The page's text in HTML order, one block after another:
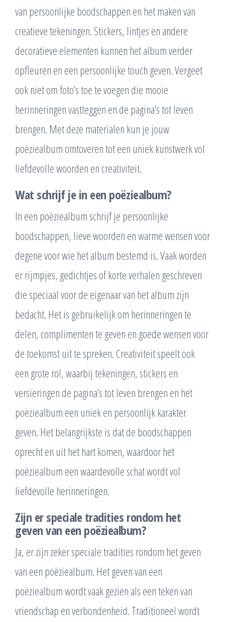
van persoonlijke boodschappen en het maken van
creatieve tekeningen. Stickers, lintjes en andere
decoratieve elementen kunnen het album verder
opfleuren en een persoonlijke touch geven. Vergeet
ook niet om foto’s toe te voegen die mooie
herinneringen vastleggen en de pagina’s tot leven
brengen. Met deze materialen kun je jouw
poëziealbum omtoveren tot een uniek kunstwerk vol
liefdevolle woorden en creativiteit.
Wat schrijf je in een poëziealbum?
In een poëziealbum schrijf je persoonlijke
boodschappen, lieve woorden en warme wensen voor
degene voor wie het album bestemd is. Vaak worden
er rijmpjes, gedichtjes of korte verhalen geschreven
die speciaal voor de eigenaar van het album zijn
bedacht. Het is gebruikelijk om herinneringen te
delen, complimenten te geven en goede wensen voor
de toekomst uit te spreken. Creativiteit speelt ook
een grote rol, waarbij tekeningen, stickers en
versieringen de pagina’s tot leven brengen en het
poëziealbum een uniek en persoonlijk karakter
geven. Het belangrijkste is dat de boodschappen
oprecht en uit het hart komen, waardoor het
poëziealbum een waardevolle schat wordt vol
liefdevolle herinneringen.
Zijn er speciale tradities rondom het
geven van een poëziealbum?
Ja, er zijn zeker speciale tradities rondom het geven
van een poëziealbum. Het geven van een
poëziealbum wordt vaak gezien als een teken van
vriendschap en verbondenheid. Traditioneel wordt